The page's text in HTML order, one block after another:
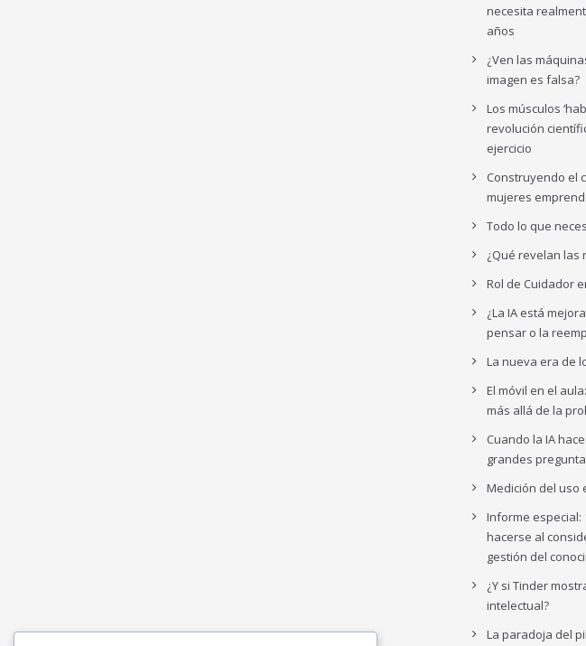
necesita
años
¿Ven las
imagen es falsa?
Los músculos
revolución
ejercicio
Construyendo el
mujeres
Todo lo que
¿Qué revelan las
Rol de Cuidador
¿La IA está
pensar o la
La nueva era de
El móvil en el
más allá de la
Cuando la IA
grandes
Medición del uso
Informe especial:
hacerse al
gestión del
¿Y si Tinder
intelectual?
La paradoja del